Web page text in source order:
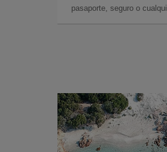
pasaporte, seguro o